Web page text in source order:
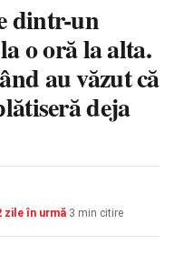
dintr-un
o oră la alta.
au văzut că
deja
zile în urmă 3 min citire